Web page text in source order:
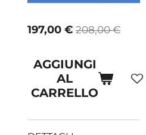
197,00 € 208,00 €
AGGIUNGI
AL
CARRELLO